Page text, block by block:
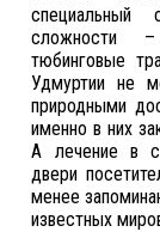
специальный
сложности –
тюбинговые
Удмуртии не
природными
именно в них
А лечение в
двери
менее
известных